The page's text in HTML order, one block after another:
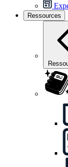
Ressources